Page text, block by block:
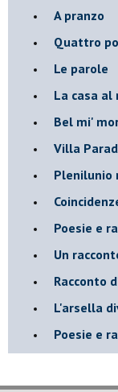
A pranzo
Quattro
Le parole
La casa al
Bel mi'
Villa
Plenilunio
Poesie e
Un
Racconto
​L'arsella
Poesie e